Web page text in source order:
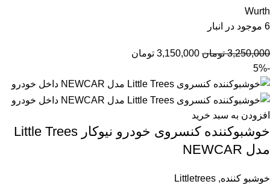
Wurth
6 موجود در انبار
3,250,000 تومان 3,150,000 تومان
-5%
افزودن به سبد خرید
خوشبوکننده کنسروی خودرو نیوکار Little Trees
مدل NEWCAR
خوشبو کننده,
Littletrees